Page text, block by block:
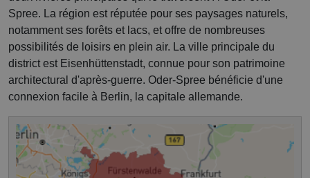
Spree. La région est réputée pour ses paysages naturels,
notamment ses forêts et lacs, et offre de nombreuses
possibilités de loisirs en plein air. La ville principale du
district est Eisenhüttenstadt, connue pour son patrimoine
architectural d'après-guerre. Oder-Spree bénéficie d'une
connexion facile à Berlin, la capitale allemande.